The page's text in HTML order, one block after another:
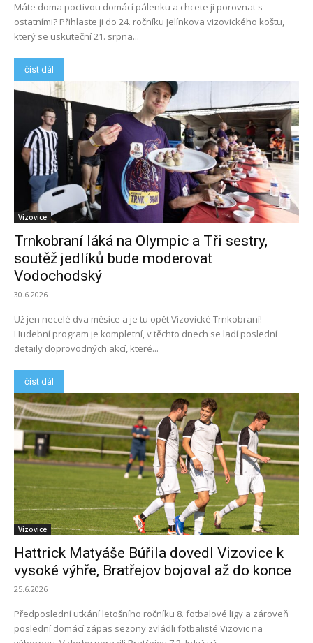
Máte doma poctivou domácí pálenku a chcete ji porovnat s
ostatními? Přihlaste ji do 24. ročníku Jelínkova vizovického koštu,
který se uskuteční 21. srpna...
číst dál
Vizovice
Trnkobraní láká na Olympic a Tři sestry,
soutěž jedlíků bude moderovat
Vodochodský
30.6.2026
Už jen necelé dva měsíce a je tu opět Vizovické Trnkobraní!
Hudební program je kompletní, v těchto dnech se ladí poslední
detaily doprovodných akcí, které...
číst dál
Vizovice
Hattrick Matyáše Búřila dovedl Vizovice k
vysoké výhře, Bratřejov bojoval až do konce
25.6.2026
Předposlední utkání letošního ročníku 8. fotbalové ligy a zároveň
poslední domácí zápas sezony zvládli fotbalisté Vizovic na